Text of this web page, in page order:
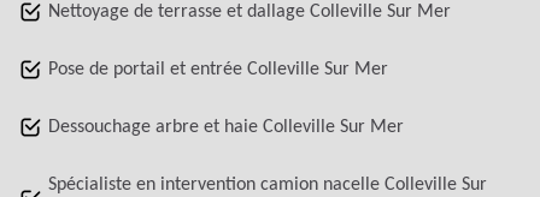
Nettoyage de terrasse et dallage Colleville Sur Mer
Pose de portail et entrée Colleville Sur Mer
Dessouchage arbre et haie Colleville Sur Mer
Spécialiste en intervention camion nacelle Colleville Sur